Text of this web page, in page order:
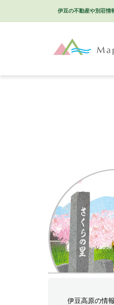
伊豆の不動産や別荘情
伊豆高原の情